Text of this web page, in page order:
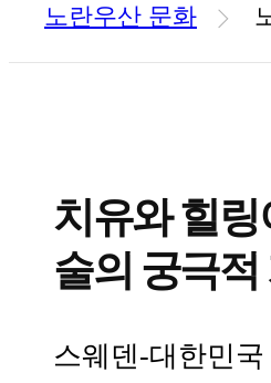
노란우산 문화
치유와 힐링
술의 궁극적
스웨덴-대한민